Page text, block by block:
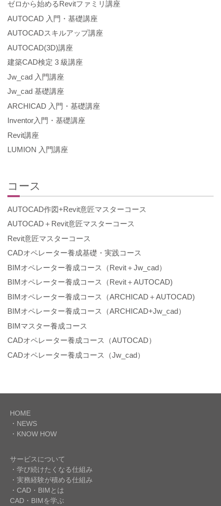
ゼロから始めるRevitファミリ講座
AUTOCAD 入門・基礎講座
AUTOCADスキルアップ講座
AUTOCAD(3D)講座
建築CAD検定 3 級講座
Jw_cad 入門講座
Jw_cad 基礎講座
ARCHICAD 入門・基礎講座
Inventor入門・基礎講座
Revit講座
LUMION 入門講座
コース
AUTOCAD作図+Revit意匠マスターコース
AUTOCAD＋Revit意匠マスターコース
Revit意匠マスターコース
CADオペレーター養成基礎・実践コース
BIMオペレーター養成コース（Revit＋Jw_cad）
BIMオペレーター養成コース（Revit＋AUTOCAD)
BIMオペレーター養成コース（ARCHICAD＋AUTOCAD)
BIMオペレーター養成コース（ARCHICAD+Jw_cad）
BIMマスター養成コース
CADオペレーター養成コース（AUTOCAD）
CADオペレーター養成コース（Jw_cad）
HOME
・NEWS
・KNOW HOW
サービスについて
・学び続けたくなる仕組み
・実務経験が積める仕組み
・CAD・BIMとは
CAD・BIMを学ぶ